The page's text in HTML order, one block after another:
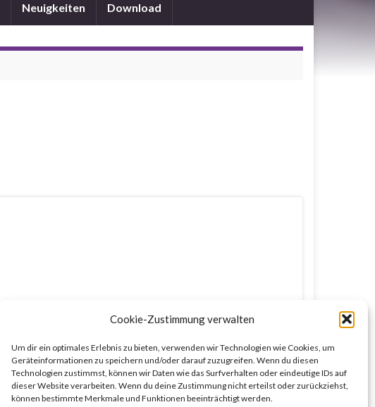
Cookie-Zustimmung verwalten
Um dir ein optimales Erlebnis zu bieten, verwenden wir Technologien wie Cookies, um
Geräteinformationen zu speichern und/oder darauf zuzugreifen. Wenn du diesen
Technologien zustimmst, können wir Daten wie das Surfverhalten oder eindeutige IDs auf
dieser Website verarbeiten. Wenn du deine Zustimmung nicht erteilst oder zurückziehst,
können bestimmte Merkmale und Funktionen beeinträchtigt werden.
Neuigkeiten Download